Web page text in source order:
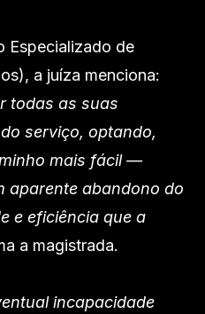
Especializado de
a juíza menciona:
todas as suas
serviço, optando,
mais fácil —
aparente abandono do
e eficiência que a
a magistrada.
incapacidade